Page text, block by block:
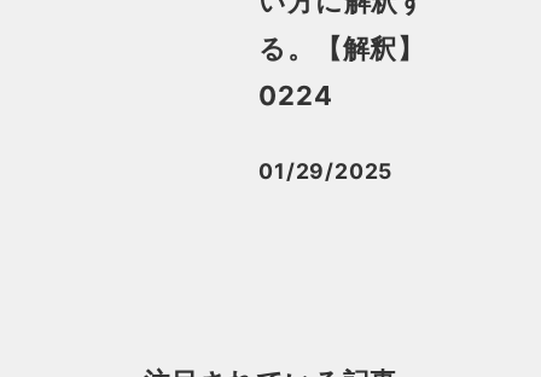
る。【解釈】
0224
投稿日
01/29/2025